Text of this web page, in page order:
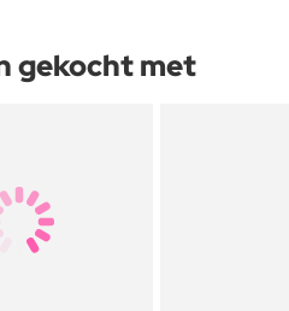
gekocht met